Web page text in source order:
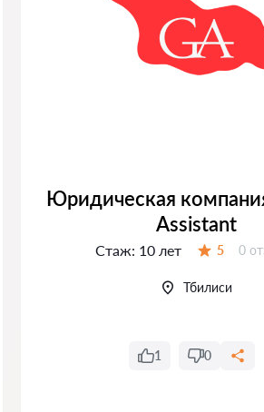
Юридическая
Assistant
Стаж: 10 лет 5 0
Тбилиси
1 0